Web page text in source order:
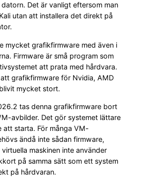
Det är vanligt eftersom man
utan att installera det direkt på
mycket grafikfirmware med även i
Firmware är små program som
att prata med hårdvara.
grafikfirmware för Nvidia, AMD
mycket stort.
tas denna grafikfirmware bort
avbilder. Det gör systemet lättare
att starta. För många VM-
ändå inte sådan firmware,
maskinen inte använder
på samma sätt som ett system
på hårdvaran.